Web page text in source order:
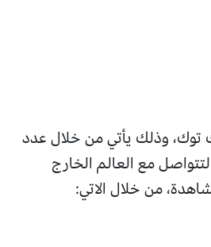
توك، وذلك يأتي من خلال عدد
مع العالم الخارج